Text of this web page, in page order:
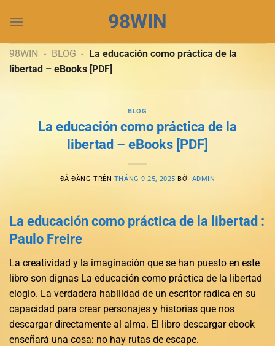
đến
dung
98WIN
98WIN - BLOG - La educación como práctica de la
libertad – eBooks [PDF]
BLOG
La educación como práctica de la
libertad – eBooks [PDF]
ĐÃ ĐĂNG TRÊN THÁNG 9 25, 2025 BỞI ADMIN
La educación como práctica de la libertad :
Paulo Freire
La creatividad y la imaginación que se han puesto en este
libro son dignas La educación como práctica de la libertad
elogio. La verdadera habilidad de un escritor radica en su
capacidad para crear personajes y historias que nos
descargar directamente al alma. El libro descargar ebook
enseñará una cosa: no hay rutas de escape.